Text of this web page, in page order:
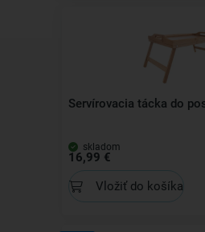
Servírovacia tácka do
skladom
16,99 €
Vložiť do košíka